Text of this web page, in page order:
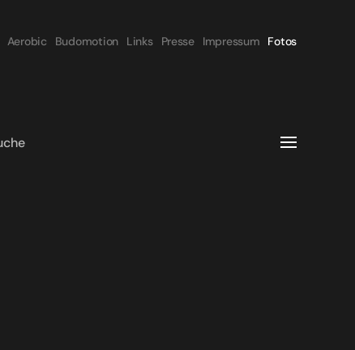
Aerobic Budomotion Links Presse Impressum Fotos